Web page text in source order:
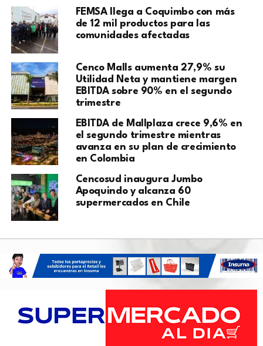
FEMSA llega a Coquimbo con más
de 12 mil productos para las
comunidades afectadas
Cenco Malls aumenta 27,9% su
Utilidad Neta y mantiene margen
EBITDA sobre 90% en el segundo
trimestre
EBITDA de Mallplaza crece 9,6% en
el segundo trimestre mientras
avanza en su plan de crecimiento
en Colombia
Cencosud inaugura Jumbo
Apoquindo y alcanza 60
supermercados en Chile